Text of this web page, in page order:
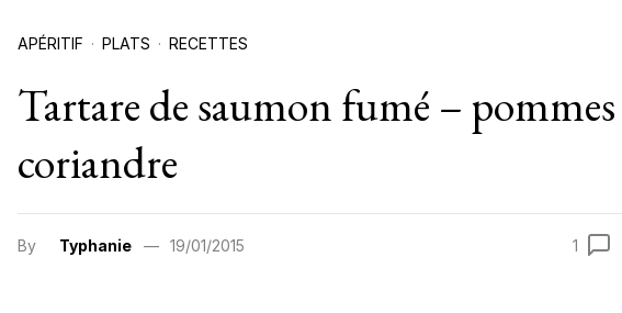
APÉRITIF PLATS RECETTES
Tartare de saumon fumé –
coriandre
By Typhanie 19/01/2015 1